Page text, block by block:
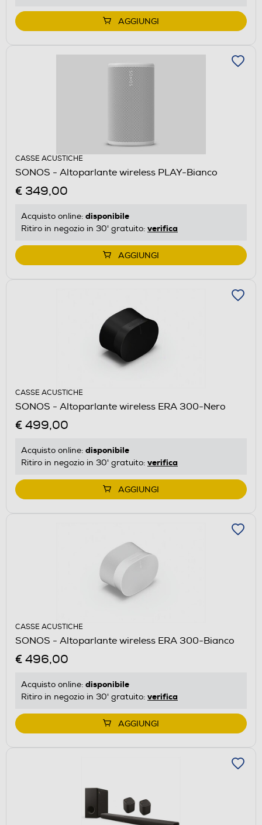
AGGIUNGI
CASSE ACUSTICHE
SONOS - Altoparlante wireless PLAY-Bianco
€ 349,00
Acquisto online: disponibile
Ritiro in negozio in 30' gratuito: verifica
AGGIUNGI
CASSE ACUSTICHE
SONOS - Altoparlante wireless ERA 300-Nero
€ 499,00
Acquisto online: disponibile
Ritiro in negozio in 30' gratuito: verifica
AGGIUNGI
CASSE ACUSTICHE
SONOS - Altoparlante wireless ERA 300-Bianco
€ 496,00
Acquisto online: disponibile
Ritiro in negozio in 30' gratuito: verifica
AGGIUNGI